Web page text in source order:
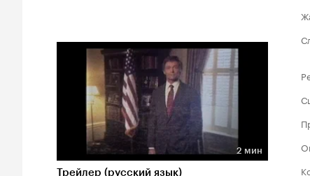
Длительность 2 мин
2 мин
Трейлер (русский язык)